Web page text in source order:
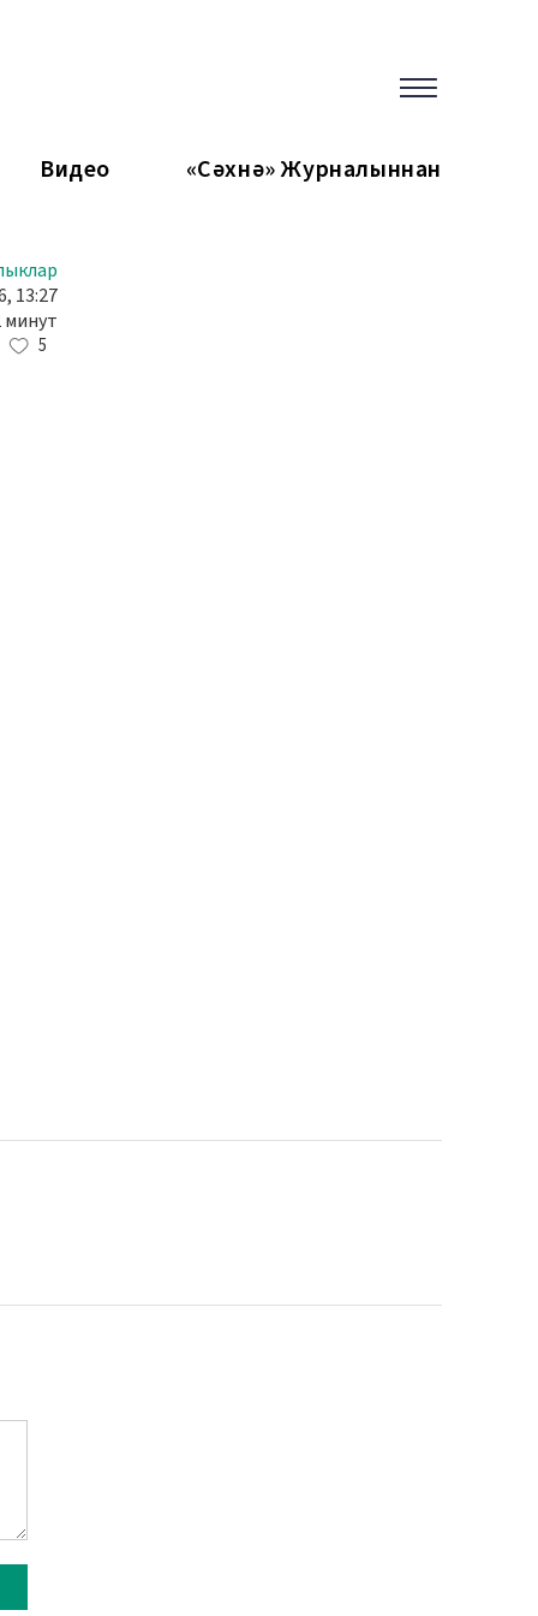
Видео «Сәхнә» Журналыннан
13:27
минут
5